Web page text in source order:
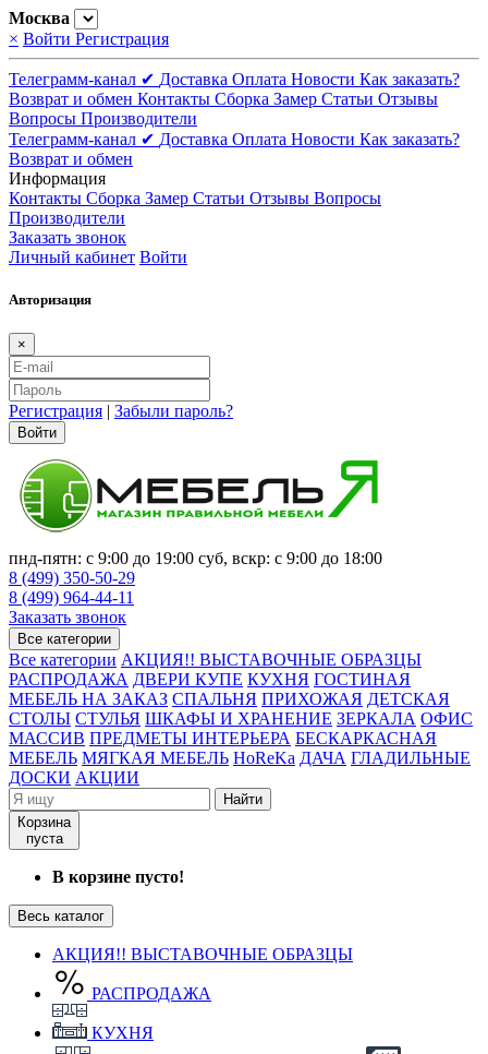
Москва
× Войти Регистрация
Телеграмм-канал ✔ Доставка Оплата Новости Как заказать?
Возврат и обмен Контакты Сборка Замер Статьи Отзывы
Вопросы Производители
Телеграмм-канал ✔ Доставка Оплата Новости Как заказать?
Возврат и обмен
Информация
Контакты Сборка Замер Статьи Отзывы Вопросы
Производители
Заказать звонок
Личный кабинет Войти
Авторизация
×
Регистрация | Забыли пароль?
Войти
пнд-пятн: с 9:00 до 19:00 суб, вскр: с 9:00 до 18:00
8 (499) 350-50-29
8 (499) 964-44-11
Заказать звонок
Все категории
Все категории АКЦИЯ!! ВЫСТАВОЧНЫЕ ОБРАЗЦЫ
РАСПРОДАЖА ДВЕРИ КУПЕ КУХНЯ ГОСТИНАЯ
МЕБЕЛЬ НА ЗАКАЗ СПАЛЬНЯ ПРИХОЖАЯ ДЕТСКАЯ
СТОЛЫ СТУЛЬЯ ШКАФЫ И ХРАНЕНИЕ ЗЕРКАЛА ОФИС
МАССИВ ПРЕДМЕТЫ ИНТЕРЬЕРА БЕСКАРКАСНАЯ
МЕБЕЛЬ МЯГКАЯ МЕБЕЛЬ HoReKa ДАЧА ГЛАДИЛЬНЫЕ
ДОСКИ АКЦИИ
Найти
Корзина
пуста
В корзине пусто!
Весь каталог
АКЦИЯ!! ВЫСТАВОЧНЫЕ ОБРАЗЦЫ
РАСПРОДАЖА
КУХНЯ